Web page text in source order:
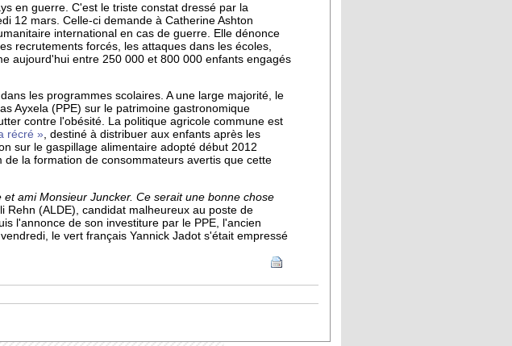
en guerre. C'est le triste constat dressé par la
12 mars. Celle-ci demande à Catherine Ashton
international en cas de guerre. Elle dénonce
recrutements forcés, les attaques dans les écoles,
aujourd'hui entre 250 000 et 800 000 enfants engagés
les programmes scolaires. A une large majorité, le
Ayxela (PPE) sur le patrimoine gastronomique
contre l'obésité. La politique agricole commune est
récré », destiné à distribuer aux enfants après les
sur le gaspillage alimentaire adopté début 2012
de la formation de consommateurs avertis que cette
ami Monsieur Juncker. Ce serait une bonne chose
Rehn (ALDE), candidat malheureux au poste de
l'annonce de son investiture par le PPE, l'ancien
le vert français Yannick Jadot s'était empressé